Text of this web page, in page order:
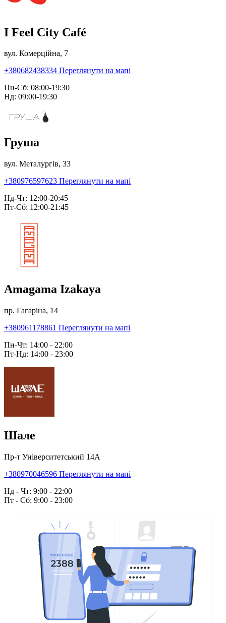
I Feel City Café
вул. Комерційна, 7
+380682438334 Переглянути на мапі
Пн-Сб: 08:00-19:30
Нд: 09:00-19:30
Груша
вул. Металургів, 33
+380976597623 Переглянути на мапі
Нд-Чт: 12:00-20:45
Пт-Сб: 12:00-21:45
Amagama Izakaya
пр. Гагаріна, 14
+380961178861 Переглянути на мапі
Пн-Чт: 14:00 - 22:00
Пт-Нд: 14:00 - 23:00
Шале
Пр-т Університетський 14А
+380970046596 Переглянути на мапі
Нд - Чт: 9:00 - 22:00
Пт - Сб: 9:00 - 23:00